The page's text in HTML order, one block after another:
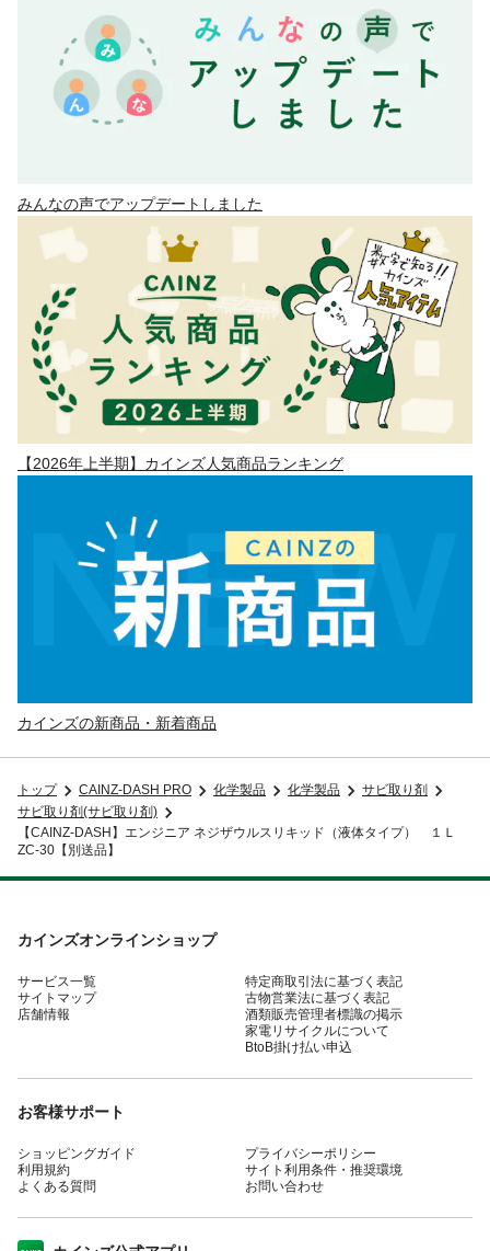
みんなの声でアップデートしました
【2026年上半期】カインズ人気商品ランキング
カインズの新商品・新着商品
トップ CAINZ-DASH PRO 化学製品 化学製品
サビ取り剤
サビ取り剤(サビ取り剤)
【CAINZ-DASH】エンジニア ネジザウルスリキッド（液体タイプ） １Ｌ
ZC-30【別送品】
カインズオンラインショップ
サービス一覧
サイトマップ
店舗情報
特定商取引法に基づく表記
古物営業法に基づく表記
酒類販売管理者標識の掲示
家電リサイクルについて
BtoB掛け払い申込
お客様サポート
ショッピングガイド
利用規約
よくある質問
プライバシーポリシー
サイト利用条件・推奨環境
お問い合わせ